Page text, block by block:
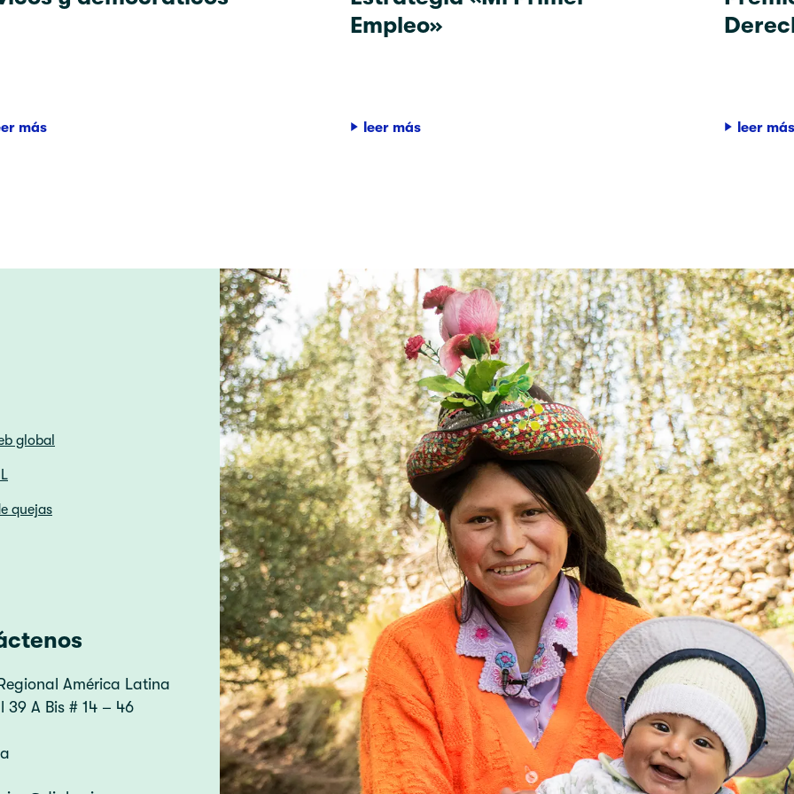
más
Empleo»
leer más leer más
global
quejas
América Latina
39 A Bis # 14 – 46